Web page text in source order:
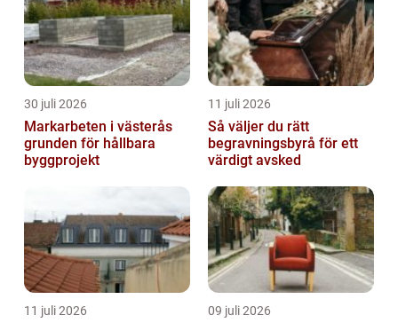
30 juli 2026
Markarbeten i västerås
grunden för hållbara
byggprojekt
11 juli 2026
Så väljer du rätt
begravningsbyrå för ett
värdigt avsked
11 juli 2026 09 juli 2026